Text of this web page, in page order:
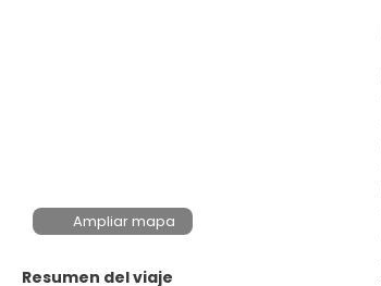
Ampliar mapa
Resumen del viaje